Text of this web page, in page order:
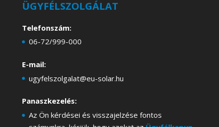
ÜGYFÉLSZOLGÁLAT
Telefonszám:
06-72/999-000
E-mail:
ugyfelszolgalat@eu-solar.hu
Panaszkezelés:
Az Ön kérdései és visszajelzése fontos